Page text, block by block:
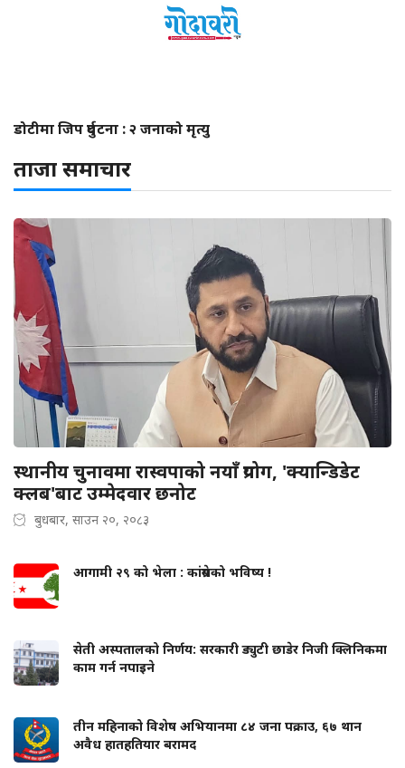
डोटीमा जिप दुर्घटना : २ जनाको मृत्यु
ताजा समाचार
स्थानीय चुनावमा रास्वपाको नयाँ प्रयोग, 'क्यान्डिडेट
क्लब'बाट उम्मेदवार छनोट
बुधबार, साउन २०, २०८३
आगामी २९ को भेला : कांग्रेसको भविष्य !
सेती अस्पतालको निर्णय: सरकारी ड्युटी छाडेर निजी क्लिनिकमा
काम गर्न नपाइने
तीन महिनाको विशेष अभियानमा ८४ जना पक्राउ, ६७ थान
अवैध हातहतियार बरामद